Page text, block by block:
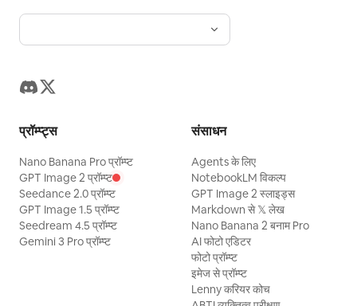
प्रॉम्प्ट्स
Nano Banana Pro प्रॉम्प्ट
GPT Image 2 प्रॉम्प्ट
Seedance 2.0 प्रॉम्प्ट
GPT Image 1.5 प्रॉम्प्ट
Seedream 4.5 प्रॉम्प्ट
Gemini 3 Pro प्रॉम्प्ट
संसाधन
Agents के लिए
NotebookLM विकल्प
GPT Image 2 स्लाइड्स
Markdown से 𝕏 लेख
Nano Banana 2 बनाम Pro
AI फोटो एडिटर
फोटो प्रॉम्प्ट
इमेज से प्रॉम्प्ट
Lenny करियर कोच